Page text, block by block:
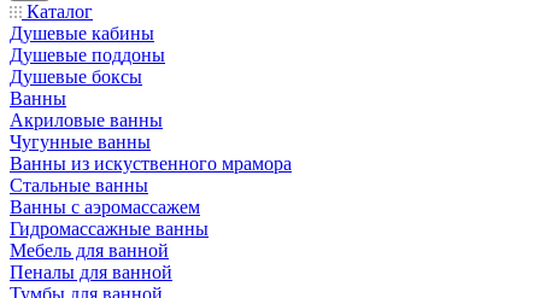
Каталог
Душевые кабины
Душевые поддоны
Душевые боксы
Ванны
Акриловые ванны
Чугунные ванны
Ванны из искуственного мрамора
Стальные ванны
Ванны с аэромассажем
Гидромассажные ванны
Мебель для ванной
Пеналы для ванной
Тумбы для ванной